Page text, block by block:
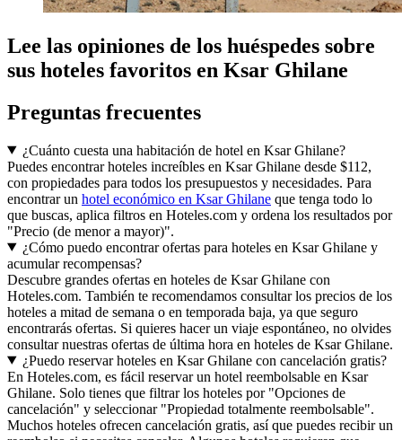
Lee las opiniones de los huéspedes sobre
sus hoteles favoritos en Ksar Ghilane
Preguntas frecuentes
¿Cuánto cuesta una habitación de hotel en Ksar Ghilane?
Puedes encontrar hoteles increíbles en Ksar Ghilane desde $112,
con propiedades para todos los presupuestos y necesidades. Para
encontrar un hotel económico en Ksar Ghilane que tenga todo lo
que buscas, aplica filtros en Hoteles.com y ordena los resultados por
"Precio (de menor a mayor)".
¿Cómo puedo encontrar ofertas para hoteles en Ksar Ghilane y
acumular recompensas?
Descubre grandes ofertas en hoteles de Ksar Ghilane con
Hoteles.com. También te recomendamos consultar los precios de los
hoteles a mitad de semana o en temporada baja, ya que seguro
encontrarás ofertas. Si quieres hacer un viaje espontáneo, no olvides
consultar nuestras ofertas de última hora en hoteles de Ksar Ghilane.
¿Puedo reservar hoteles en Ksar Ghilane con cancelación gratis?
En Hoteles.com, es fácil reservar un hotel reembolsable en Ksar
Ghilane. Solo tienes que filtrar los hoteles por "Opciones de
cancelación" y seleccionar "Propiedad totalmente reembolsable".
Muchos hoteles ofrecen cancelación gratis, así que puedes recibir un